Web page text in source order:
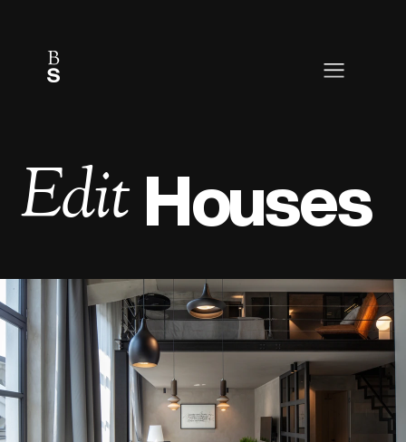
Edit Houses
Informativa sulla raccolta